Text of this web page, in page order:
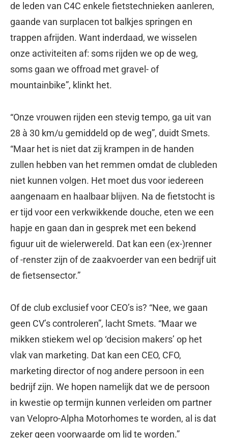
de leden van C4C enkele fietstechnieken aanleren,
gaande van surplacen tot balkjes springen en
trappen afrijden. Want inderdaad, we wisselen
onze activiteiten af: soms rijden we op de weg,
soms gaan we offroad met gravel- of
mountainbike”, klinkt het.
“Onze vrouwen rijden een stevig tempo, ga uit van
28 à 30 km/u gemiddeld op de weg”, duidt Smets.
“Maar het is niet dat zij krampen in de handen
zullen hebben van het remmen omdat de clubleden
niet kunnen volgen. Het moet dus voor iedereen
aangenaam en haalbaar blijven. Na de fietstocht is
er tijd voor een verkwikkende douche, eten we een
hapje en gaan dan in gesprek met een bekend
figuur uit de wielerwereld. Dat kan een (ex-)renner
of -renster zijn of de zaakvoerder van een bedrijf uit
de fietsensector.”
Of de club exclusief voor CEO’s is? “Nee, we gaan
geen CV’s controleren”, lacht Smets. “Maar we
mikken stiekem wel op ‘decision makers’ op het
vlak van marketing. Dat kan een CEO, CFO,
marketing director of nog andere persoon in een
bedrijf zijn. We hopen namelijk dat we de persoon
in kwestie op termijn kunnen verleiden om partner
van Velopro-Alpha Motorhomes te worden, al is dat
zeker geen voorwaarde om lid te worden.”